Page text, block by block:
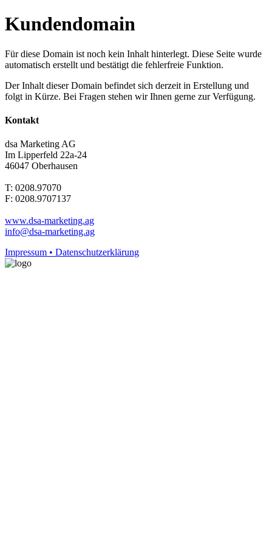
Kundendomain
Für diese Domain ist noch kein Inhalt hinterlegt. Diese Seite wurde
automatisch erstellt und bestätigt die fehlerfreie Funktion.
Der Inhalt dieser Domain befindet sich derzeit in Erstellung und
folgt in Kürze. Bei Fragen stehen wir Ihnen gerne zur Verfügung.
Kontakt
dsa Marketing AG
Im Lipperfeld 22a-24
46047 Oberhausen
T: 0208.97070
F: 0208.9707137
www.dsa-marketing.ag
info@dsa-marketing.ag
Impressum • Datenschutzerklärung